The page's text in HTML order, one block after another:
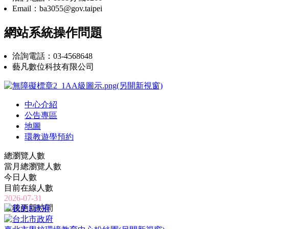
Email：ba3055@gov.taipei
網站系統操作問題
洽詢電話：03-4568648
藝凡數位科技有限公司
中心介紹
公告專區
地圖
環教遊學預約
總瀏覽人數
當月總瀏覽人數
今日人數
目前在線人數
2026-07-31
最後更新時間